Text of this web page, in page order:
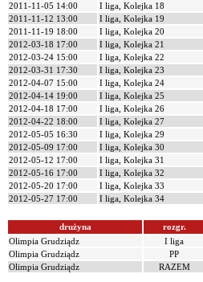
2011-11-05 14:00
I liga, Kolejka 18
2011-11-12 13:00
I liga, Kolejka 19
2011-11-19 18:00
I liga, Kolejka 20
2012-03-18 17:00
I liga, Kolejka 21
2012-03-24 15:00
I liga, Kolejka 22
2012-03-31 17:30
I liga, Kolejka 23
2012-04-07 15:00
I liga, Kolejka 24
2012-04-14 19:00
I liga, Kolejka 25
2012-04-18 17:00
I liga, Kolejka 26
2012-04-22 18:00
I liga, Kolejka 27
2012-05-05 16:30
I liga, Kolejka 29
2012-05-09 17:00
I liga, Kolejka 30
2012-05-12 17:00
I liga, Kolejka 31
2012-05-16 17:00
I liga, Kolejka 32
2012-05-20 17:00
I liga, Kolejka 33
2012-05-27 17:00
I liga, Kolejka 34
drużyna rozgr.
Olimpia Grudziądz
I liga
Olimpia Grudziądz
PP
Olimpia Grudziądz
RAZEM